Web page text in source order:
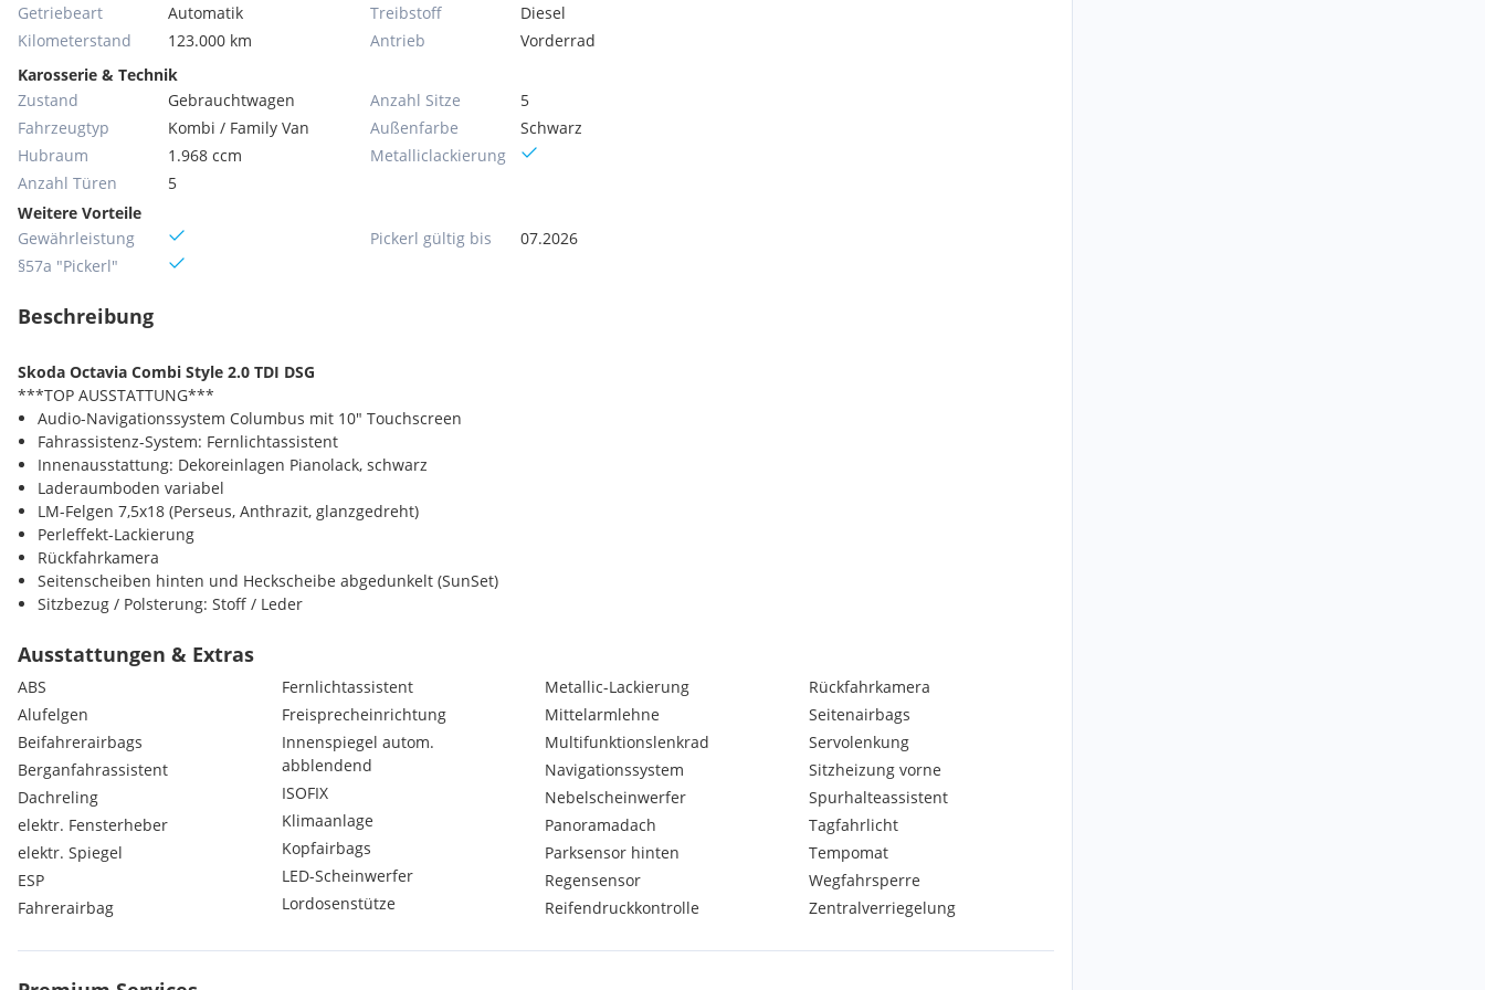
Getriebeart
Automatik
Kilometerstand
123.000 km
Treibstoff
Diesel
Antrieb
Vorderrad
Karosserie & Technik
Zustand
Gebrauchtwagen
Fahrzeugtyp
Kombi / Family Van
Hubraum
1.968 ccm
Anzahl Türen
5
Anzahl Sitze
5
Außenfarbe
Schwarz
Metallic­lackierung
Weitere Vorteile
Gewährleistung
§57a "Pickerl"
Pickerl gültig bis 07.2026
Beschreibung
Skoda Octavia Combi Style 2.0 TDI DSG
***TOP AUSSTATTUNG***
Audio-Navigationssystem Columbus mit 10" Touchscreen
Fahrassistenz-System: Fernlichtassistent
Innenausstattung: Dekoreinlagen Pianolack, schwarz
Laderaumboden variabel
LM-Felgen 7,5x18 (Perseus, Anthrazit, glanzgedreht)
Perleffekt-Lackierung
Rückfahrkamera
Seitenscheiben hinten und Heckscheibe abgedunkelt (SunSet)
Sitzbezug / Polsterung: Stoff / Leder
Steckdose 230V inkl. USB-Anschlüsse Typ C, 2 x für 2.Sitzreihe und 1 x im Innenspiegel
(nur Ladefunktion)
8 Lautsprecher
Ablagefach für Regenschirm
Ablagefach mit Cargo-Organizer (Gepäck-/Laderaum)
Ablagetasche an Vordersitzlehnen
Airbag Beifahrerseite abschaltbar
Airbag Fahrer-/Beifahrerseite
Ambiente-Beleuchtung LED
Anti-Blockier-System (ABS)
Antriebs-Schlupfregelung (ASR)
Außenspiegel elektr. anklappbar
Außenspiegel mit Abblendautomatik, links
Ausstattungen & Extras
ABS
Alufelgen
Beifahrerairbags
Berganfahrassistent
Dachreling
elektr. Fensterheber
elektr. Spiegel
ESP
Fahrerairbag
Fernlichtassistent
Freisprecheinrichtung
Innenspiegel autom.
abblendend
ISOFIX
Klimaanlage
Kopfairbags
LED-Scheinwerfer
Lordosenstütze
Metallic-Lackierung
Mittelarmlehne
Multifunktionslenkrad
Navigationssystem
Nebelscheinwerfer
Panoramadach
Parksensor hinten
Regensensor
Reifendruckkontrolle
Rückfahrkamera
Seitenairbags
Servolenkung
Sitzheizung vorne
Spurhalteassistent
Tagfahrlicht
Tempomat
Wegfahrsperre
Zentralverriegelung